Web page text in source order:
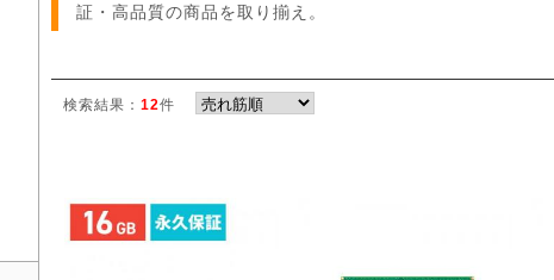
証・高品質の商品を取り揃え。
検索結果： 12件